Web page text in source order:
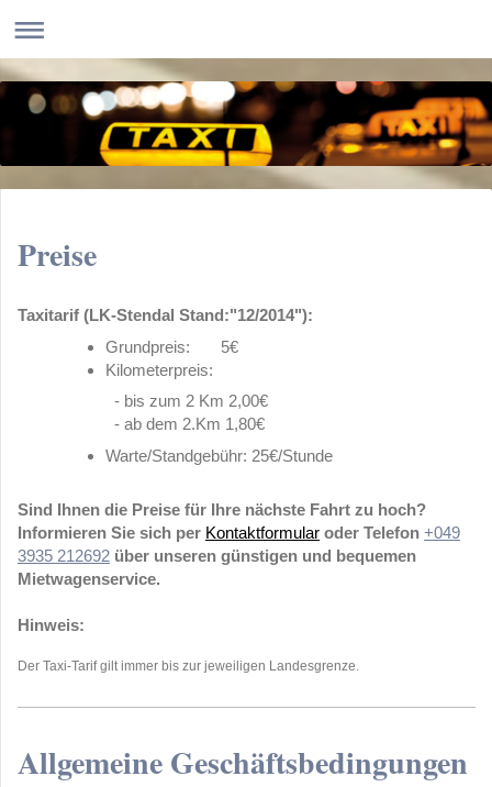
Preise
Taxitarif (LK-Stendal Stand:"12/2014"):
Grundpreis: 5€
Kilometerpreis:
- bis zum 2 Km 2,00€
- ab dem 2.Km 1,80€
Warte/Standgebühr: 25€/Stunde
Sind Ihnen die Preise für Ihre nächste Fahrt zu hoch?
Informieren Sie sich per Kontaktformular oder Telefon +049
3935 212692 über unseren günstigen und bequemen
Mietwagenservice.
Hinweis:
Der Taxi-Tarif gilt immer bis zur jeweiligen Landesgrenze.
Allgemeine Geschäftsbedingungen